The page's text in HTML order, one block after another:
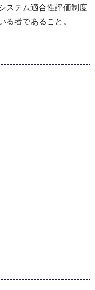
ステム適合性評価制度
る者であること。